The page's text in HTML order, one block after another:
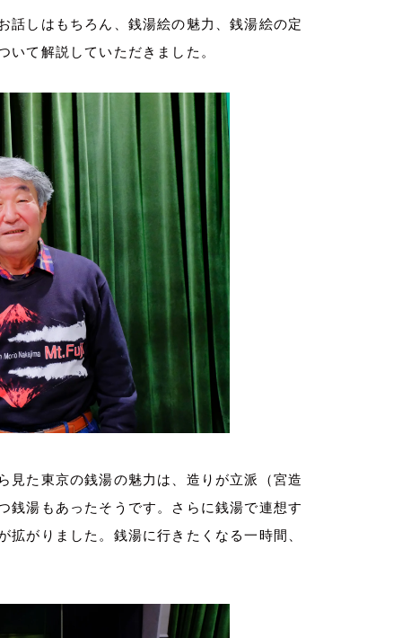
話しはもちろん、銭湯絵の魅力、銭湯絵の定
いて解説していただきました。
見た東京の銭湯の魅力は、造りが立派（宮造
銭湯もあったそうです。さらに銭湯で連想す
がりました。銭湯に行きたくなる一時間、